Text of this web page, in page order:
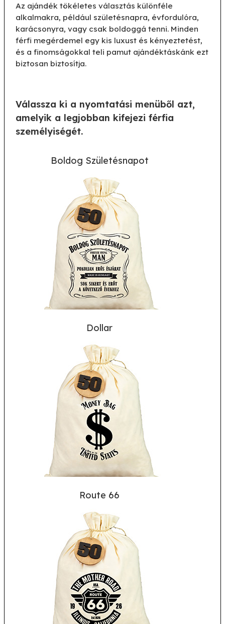
Az ajándék tökéletes választás különféle
alkalmakra, például születésnapra, évfordulóra,
karácsonyra, vagy csak boldoggá tenni. Minden
férfi megérdemel egy kis luxust és kényeztetést,
és a finomságokkal teli pamut ajándéktáskánk ezt
biztosan biztosítja.
Válassza ki a nyomtatási menüből azt,
amelyik a legjobban kifejezi férfia
személyiségét.
Boldog Születésnapot
Dollar
Route 66